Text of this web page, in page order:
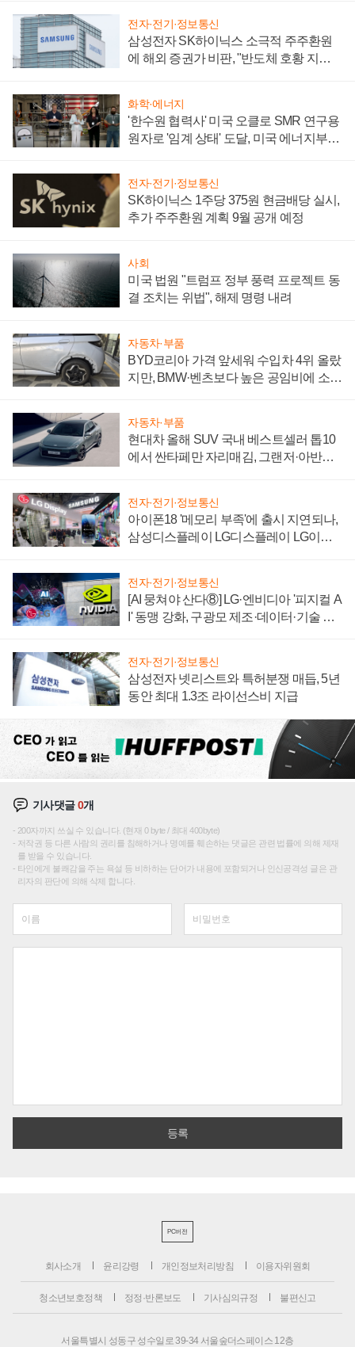
전자·전기·정보통신
삼성전자 SK하이닉스 소극적 주주환원
에 해외 증권가 비판, "반도체 호황 지속
화학·에너지
'한수원 협력사' 미국 오클로 SMR 연구용
원자로 '임계 상태' 도달, 미국 에너지부
전자·전기·정보통신
SK하이닉스 1주당 375원 현금배당 실시,
추가 주주환원 계획 9월 공개 예정
사회
미국 법원 "트럼프 정부 풍력 프로젝트 동
결 조치는 위법", 해제 명령 내려
자동차·부품
BYD코리아 가격 앞세워 수입차 4위 올랐
지만, BMW·벤츠보다 높은 공임비에 소비
자동차·부품
현대차 올해 SUV 국내 베스트셀러 톱10
에서 싼타페만 자리매김, 그랜저·아반떼
전자·전기·정보통신
아이폰18 '메모리 부족'에 출시 지연되나,
삼성디스플레이 LG디스플레이 LG이노
전자·전기·정보통신
[AI 뭉쳐야 산다⑧] LG·엔비디아 '피지컬 A
I' 동맹 강화, 구광모 제조·데이터·기술 결
전자·전기·정보통신
삼성전자 넷리스트와 특허분쟁 매듭, 5년
동안 최대 1.3조 라이선스비 지급
기사댓글0개
200자까지 쓰실 수 있습니다. (현재 0 byte / 최대 400byte)
저작권 등 다른 사람의 권리를 침해하거나 명예를 훼손하는 댓글은 관련 법률에 의해 제재
를 받을 수 있습니다.
타인에게 불쾌감을 주는 욕설 등 비하하는 단어가 내용에 포함되거나 인신공격성 글은 관
리자의 판단에 의해 삭제 합니다.
PC버전
회사소개 윤리강령 개인정보처리방침 이용자위원회
청소년보호정책 정정·반론보도 기사심의규정 불편신고
서울특별시 성동구 성수일로 39-34 서울숲더스페이스 12층